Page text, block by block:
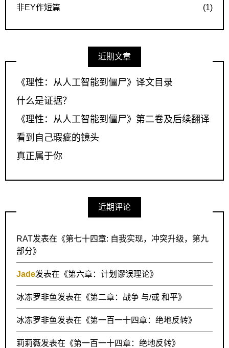
非EY作短篇 (1)
近期文章
《理性：从人工智能到僵尸》译文目录
什么是证据？
《理性：从人工智能到僵尸》第二卷及后续翻译
看到自己瑕疵的镜头
真正属于你
近期评论
RAT发表在《第七十四章: 自我实现，冲突升级，第九
部分》
Jade发表在《第六章：计划谬误理论》
冰冻罗非鱼发表在《第二章：战争 与/或 和平》
冰冻罗非鱼发表在《第一百一十四章：绝地反转》
莉莉薇发表在《第一百一十四章：绝地反转》